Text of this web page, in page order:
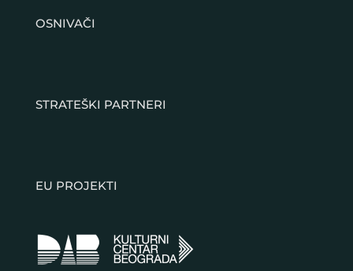
OSNIVAČI
STRATEŠKI PARTNERI
EU PROJEKTI